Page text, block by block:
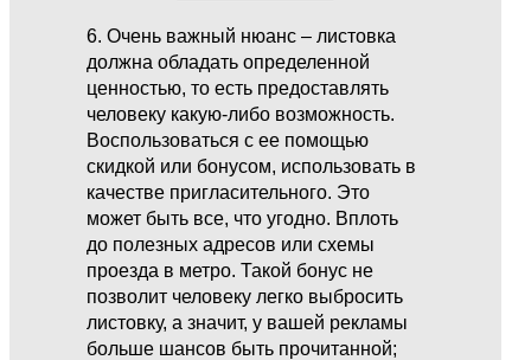
6. Очень важный нюанс – листовка
должна обладать определенной
ценностью, то есть предоставлять
человеку какую-либо возможность.
Воспользоваться с ее помощью
скидкой или бонусом, использовать в
качестве пригласительного. Это
может быть все, что угодно. Вплоть
до полезных адресов или схемы
проезда в метро. Такой бонус не
позволит человеку легко выбросить
листовку, а значит, у вашей рекламы
больше шансов быть прочитанной;